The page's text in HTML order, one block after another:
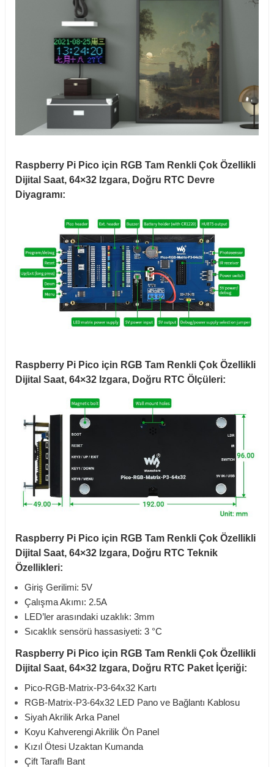
Raspberry Pi Pico için RGB Tam Renkli Çok Özellikli
Dijital Saat, 64×32 Izgara, Doğru RTC Devre
Diyagramı:
Raspberry Pi Pico için RGB Tam Renkli Çok Özellikli
Dijital Saat, 64×32 Izgara, Doğru RTC Ölçüleri:
Raspberry Pi Pico için RGB Tam Renkli Çok Özellikli
Dijital Saat, 64×32 Izgara, Doğru RTC Teknik
Özellikleri:
Giriş Gerilimi: 5V
Çalışma Akımı: 2.5A
LED’ler arasındaki uzaklık: 3mm
Sıcaklık sensörü hassasiyeti: 3 °C
Raspberry Pi Pico için RGB Tam Renkli Çok Özellikli
Dijital Saat, 64×32 Izgara, Doğru RTC Paket İçeriği:
Pico-RGB-Matrix-P3-64x32 Kartı
RGB-Matrix-P3-64x32 LED Pano ve Bağlantı Kablosu
Siyah Akrilik Arka Panel
Koyu Kahverengi Akrilik Ön Panel
Kızıl Ötesi Uzaktan Kumanda
Çift Taraflı Bant